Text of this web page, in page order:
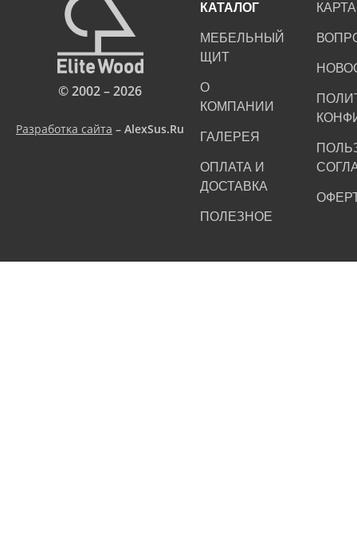
© 2002 – 2026
Разработка сайта – AlexSus.Ru
КАТАЛОГ
МЕБЕЛЬНЫЙ
ЩИТ
О
КОМПАНИИ
ГАЛЕРЕЯ
ОПЛАТА И
ДОСТАВКА
ПОЛЕЗНОЕ